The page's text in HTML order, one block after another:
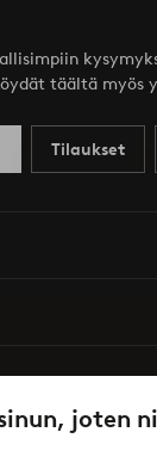
joten
täältä myös
Tilaukset